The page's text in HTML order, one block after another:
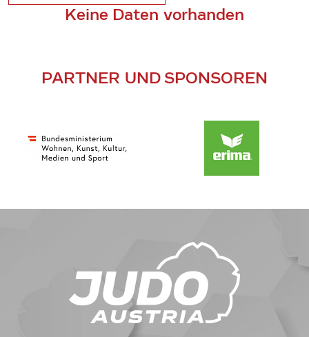
Keine Daten vorhanden
PARTNER UND SPONSOREN